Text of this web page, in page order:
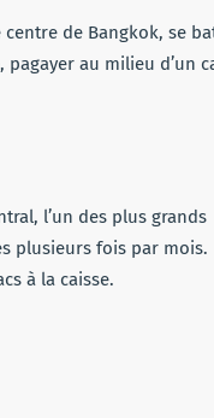
de Bangkok, se
au milieu d’un
l’un des plus grands
plusieurs fois par mois.
à la caisse.